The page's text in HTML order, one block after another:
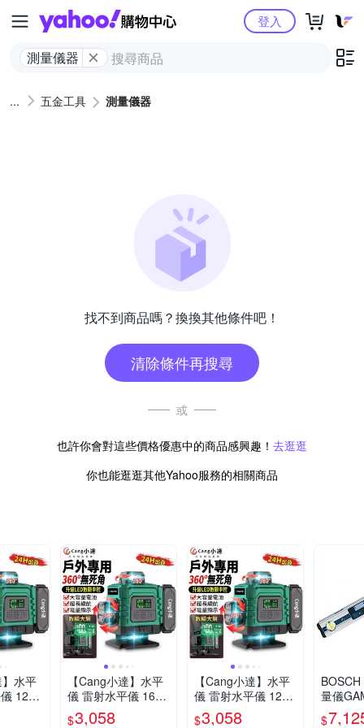
Yahoo購物中心
測量儀器
登入
五金工具 測量儀器
找不到商品嗎？換換其他條件吧！
清除條件再搜尋
或
也許你會對這些價格優惠中的商品感興趣！ 去逛逛
你也能逛逛其他Yahoo服務的相關商品
水平
12線
【Cang小達】水平
儀 雷射水平儀 16線
綠光電量顯示大電池
$3,058
【Cang小達】水平
儀 雷射水平儀 12線
藍光電量顯示大電池
$3,058
量儀
$